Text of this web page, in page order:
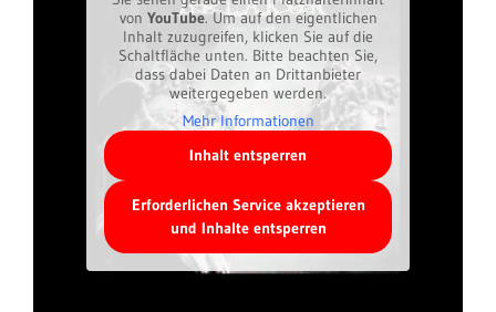
von YouTube. Um auf den eigentlichen
Inhalt zuzugreifen, klicken Sie auf die
Schaltfläche unten. Bitte beachten Sie,
dass dabei Daten an Drittanbieter
weitergegeben werden.
Mehr Informationen
Inhalt entsperren
Erforderlichen Service akzeptieren
und Inhalte entsperren